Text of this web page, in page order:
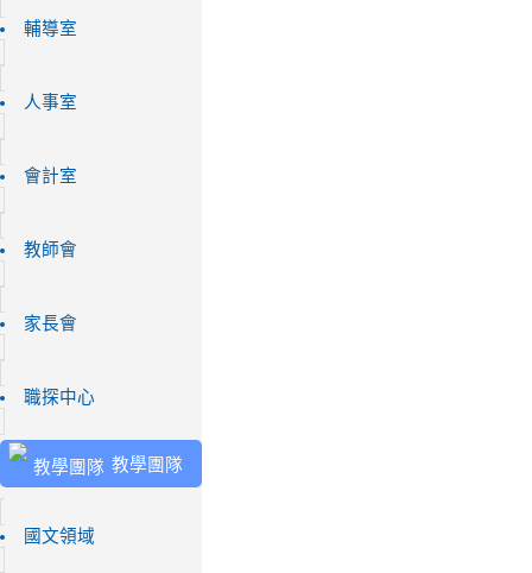
輔導室
人事室
會計室
教師會
家長會
職探中心
教學團隊
國文領域